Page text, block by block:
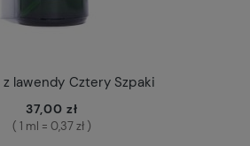
lawendy Cztery Szpaki
37,00 zł
( 1 ml = 0,37 zł )